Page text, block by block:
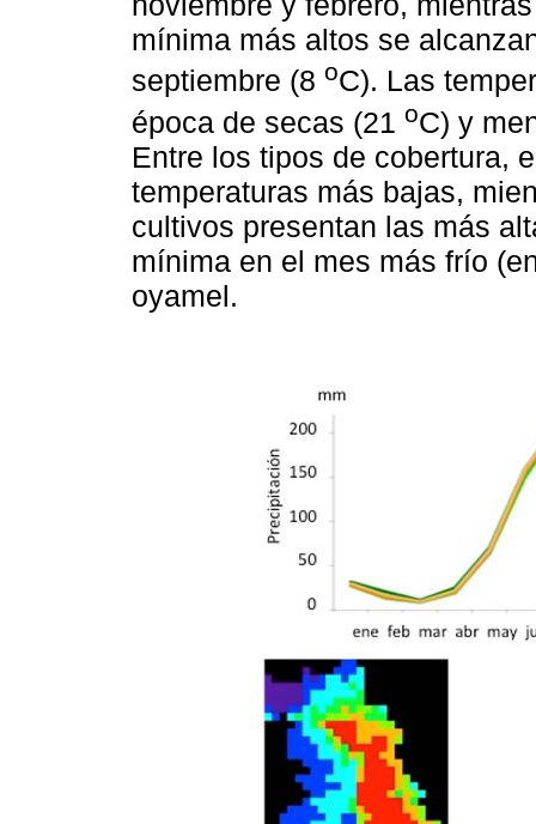
mínima más altos se
septiembre (8 oC). Las
época de secas (21 oC) y
Entre los tipos de cobertura,
temperaturas más bajas,
cultivos presentan las más
mínima en el mes más frío
oyamel.